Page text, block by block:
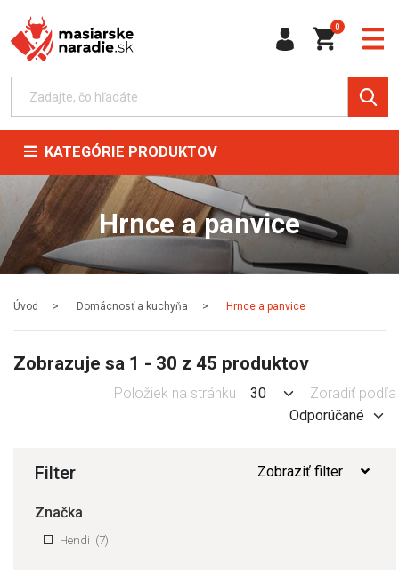
0
KATEGÓRIE PRODUKTOV
Hrnce a panvice
Úvod Domácnosť a kuchyňa Hrnce a panvice
Zobrazuje sa 1 - 30 z 45 produktov
Položiek na stránku Zoradiť podľa
Filter Zobraziť filter
Značka
Hendi (7)